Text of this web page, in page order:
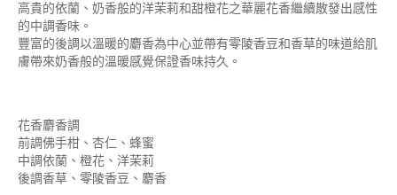
高貴的依蘭、奶香般的洋茉莉和甜橙花之華麗花香繼續散發出感性
的中調香味。
豐富的後調以溫暖的麝香為中心並帶有零陵香豆和香草的味道給肌
膚帶來奶香般的溫暖感覺保證香味持久。
花香麝香調
前調佛手柑、杏仁、蜂蜜
中調依蘭、橙花、洋茉莉
後調香草、零陵香豆、麝香